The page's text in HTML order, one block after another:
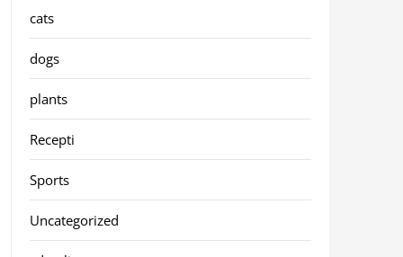
cats
dogs
plants
Recepti
Sports
Uncategorized